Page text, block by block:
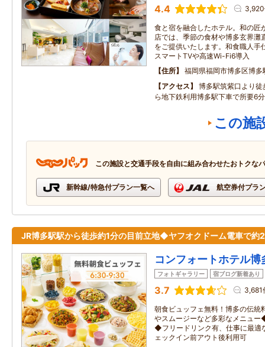
4.4
食と宿を融合したホテル。和の匠
店では、季節の食材や博多玄界灘
をご提供いたします。和食職人手
スマートTVや高速Wi-Fi6導入
住所
福岡県福岡市博多区博
アクセス
博多駅筑紫口より
ら地下鉄利用博多駅下車で所要6
この施
この施設と交通手段を自由に組み合わせたおトクな
新幹線/特急付プラン一覧へ 航空券付プラ
JR博多駅駅から徒歩約1分の目前立地◆ヤフオクドーム電車で約
コンフォートホテル博
フォトギャラリー 宿ブログ新着あり
3.7 3,681
朝食ビュッフェ無料！博多の伝統
やスムージーなど多彩なメニュ
◆フリードリンク有、仕事に最適
ェックイン前アウト後利用可